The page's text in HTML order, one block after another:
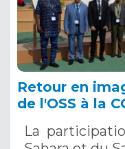
Retour en
de l'OSS à la
Saoudite
La